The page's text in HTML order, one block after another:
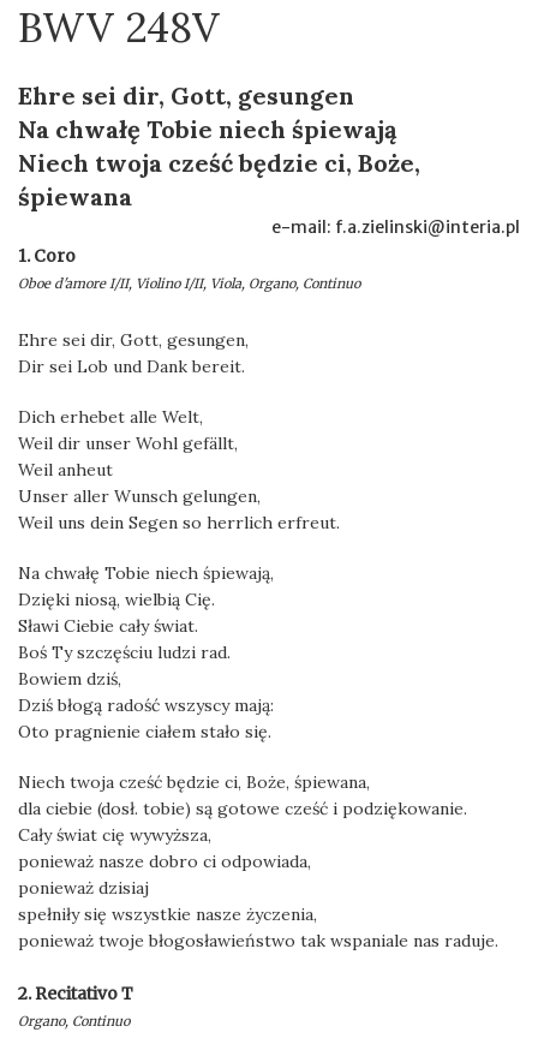
BWV 248V
Ehre sei dir, Gott, gesungen
Na chwałę Tobie niech śpiewają
Niech twoja cześć będzie ci, Boże,
śpiewana
e-mail: f.a.zielinski@interia.pl
1. Coro
Oboe d'amore I/II, Violino I/II, Viola, Organo, Continuo
Ehre sei dir, Gott, gesungen,
Dir sei Lob und Dank bereit.
Dich erhebet alle Welt,
Weil dir unser Wohl gefällt,
Weil anheut
Unser aller Wunsch gelungen,
Weil uns dein Segen so herrlich erfreut.
Na chwałę Tobie niech śpiewają,
Dzięki niosą, wielbią Cię.
Sławi Ciebie cały świat.
Boś Ty szczęściu ludzi rad.
Bowiem dziś,
Dziś błogą radość wszyscy mają:
Oto pragnienie ciałem stało się.
Niech twoja cześć będzie ci, Boże, śpiewana,
dla ciebie (dosł. tobie) są gotowe cześć i podziękowanie.
Cały świat cię wywyższa,
ponieważ nasze dobro ci odpowiada,
ponieważ dzisiaj
spełniły się wszystkie nasze życzenia,
ponieważ twoje błogosławieństwo tak wspaniale nas raduje.
2. Recitativo T
Organo, Continuo